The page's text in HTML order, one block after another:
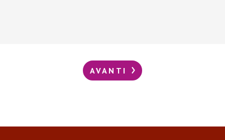
AVANTI